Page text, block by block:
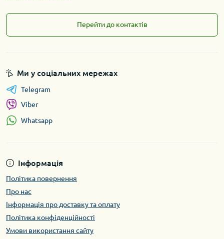
Перейти до контактів
Інформація
Політика повернення
Про нас
Інформація про доставку та оплату
Політика конфіденційності
Умови використання сайту
Ми у соціальних мережах
Telegram
Viber
Whatsapp